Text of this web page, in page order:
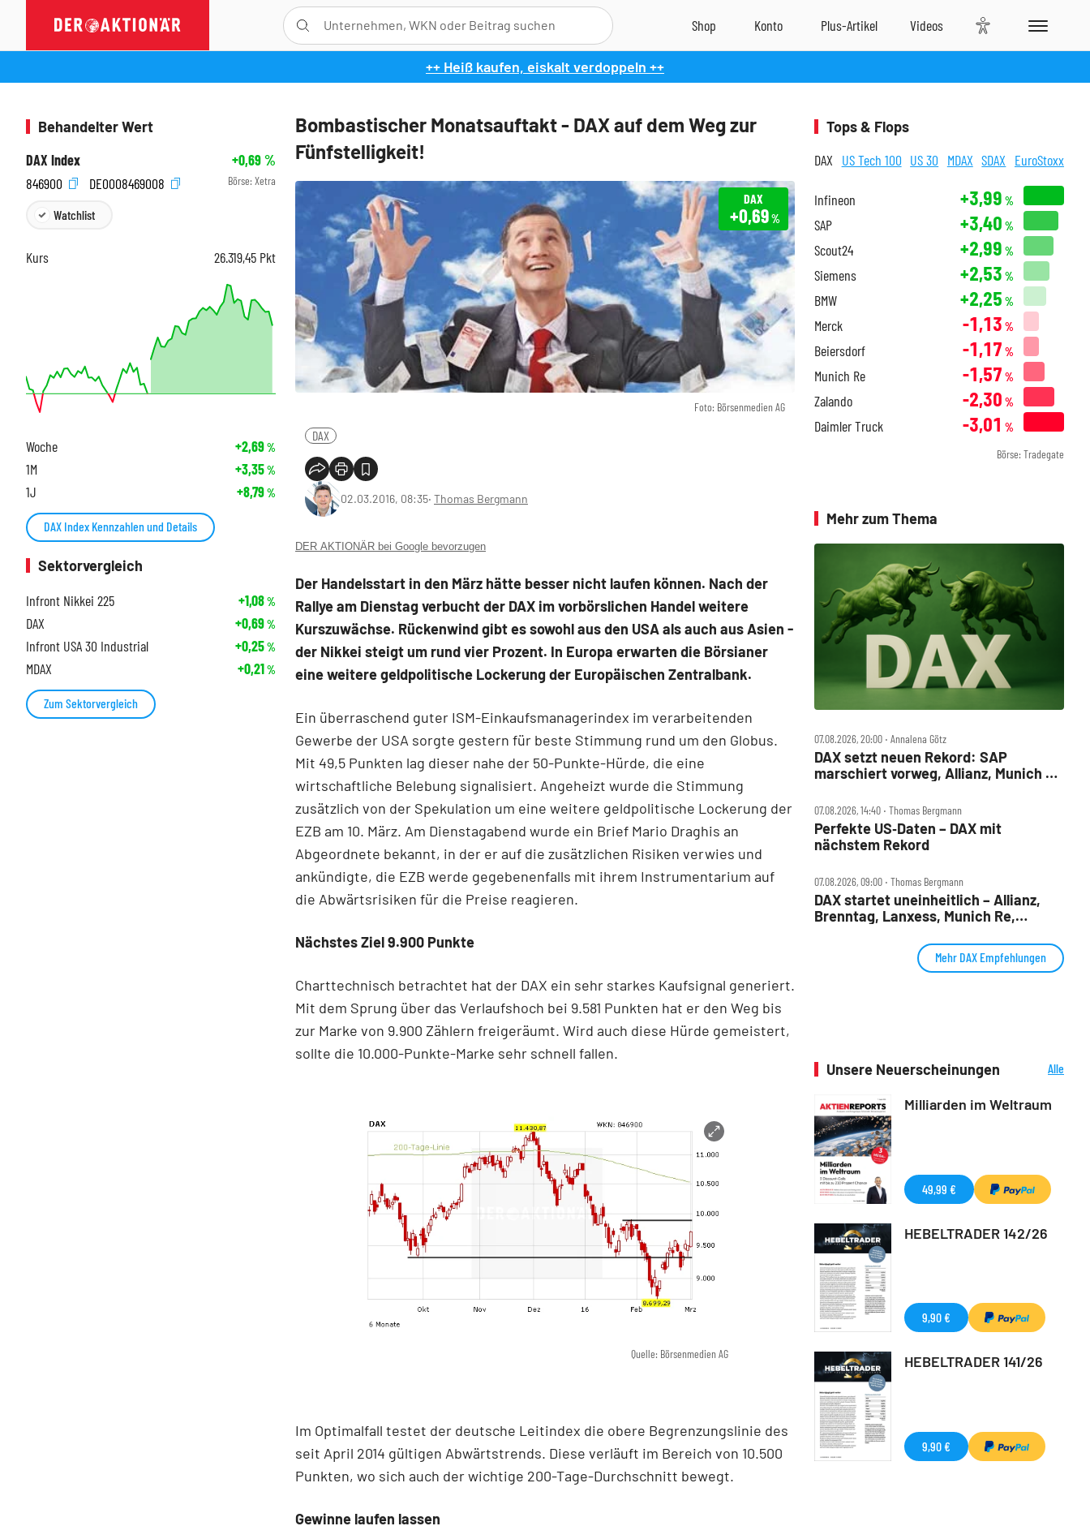
++ Heiß kaufen, eiskalt verdoppeln ++
Bombastischer Monatsauftakt - DAX auf dem Weg zur
Fünfstelligkeit!
Foto: Börsenmedien AG
DAX
+0,69%
DAX
02.03.2016, 08:35‧ Thomas Bergmann
DER AKTIONÄR bei Google bevorzugen
Der Handelsstart in den März hätte besser nicht laufen können. Nach der
Rallye am Dienstag verbucht der DAX im vorbörslichen Handel weitere
Kurszuwächse. Rückenwind gibt es sowohl aus den USA als auch aus Asien -
der Nikkei steigt um rund vier Prozent. In Europa erwarten die Börsianer
eine weitere geldpolitische Lockerung der Europäischen Zentralbank.
Ein überraschend guter ISM-Einkaufsmanagerindex im verarbeitenden
Gewerbe der USA sorgte gestern für beste Stimmung rund um den Globus.
Mit 49,5 Punkten lag dieser nahe der 50-Punkte-Hürde, die eine
wirtschaftliche Belebung signalisiert. Angeheizt wurde die Stimmung
zusätzlich von der Spekulation um eine weitere geldpolitische Lockerung der
EZB am 10. März. Am Dienstagabend wurde ein Brief Mario Draghis an
Abgeordnete bekannt, in der er auf die zusätzlichen Risiken verwies und
ankündigte, die EZB werde gegebenenfalls mit ihrem Instrumentarium auf
die Abwärtsrisiken für die Preise reagieren.
Nächstes Ziel 9.900 Punkte
Charttechnisch betrachtet hat der DAX ein sehr starkes Kaufsignal generiert.
Mit dem Sprung über das Verlaufshoch bei 9.581 Punkten hat er den Weg bis
zur Marke von 9.900 Zählern freigeräumt. Wird auch diese Hürde gemeistert,
sollte die 10.000-Punkte-Marke sehr schnell fallen.
Quelle: Börsenmedien AG
Im Optimalfall testet der deutsche Leitindex die obere Begrenzungslinie des
seit April 2014 gültigen Abwärtstrends. Diese verläuft im Bereich von 10.500
Punkten, wo sich auch der wichtige 200-Tage-Durchschnitt bewegt.
Gewinne laufen lassen
Behandelter Wert
DAX Index
+0,69%
846900
DE0008469008 Börse: Xetra
Watchlist
Kurs 26.319,45 Pkt
Woche +2,69%
1M +3,35%
1J +8,79%
DAX Index Kennzahlen und Details
Sektorvergleich
Infront Nikkei 225
+1,08%
DAX +0,69%
Infront USA 30 Industrial +0,25%
MDAX +0,21%
Zum Sektorvergleich
Tops & Flops
DAX US Tech 100 US 30 MDAX SDAX EuroStoxx
Infineon +3,99 %
SAP +3,40 %
Scout24 +2,99 %
Siemens +2,53 %
BMW +2,25 %
Merck -1,13 %
Beiersdorf -1,17 %
Munich Re -1,57 %
Zalando -2,30 %
Daimler Truck -3,01 %
Börse: Tradegate
Mehr zum Thema
07.08.2026, 20:00 ‧ Annalena Götz
DAX setzt neuen Rekord: SAP
marschiert vorweg, Allianz, Munich Re
07.08.2026, 14:40 ‧ Thomas Bergmann
Perfekte US‑Daten – DAX mit
nächstem Rekord
07.08.2026, 09:00 ‧ Thomas Bergmann
DAX startet uneinheitlich – Allianz,
Brenntag, Lanxess, Munich Re,
Mehr DAX Empfehlungen
Unsere Neuerscheinungen
Alle
Milliarden im Weltraum
49,99 €
HEBELTRADER 142/26
9,90 €
HEBELTRADER 141/26
9,90 €